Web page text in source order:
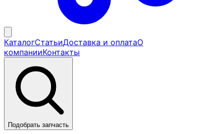
КаталогСтатьиДоставка и оплатаО
компанииКонтакты
Подобрать запчасть